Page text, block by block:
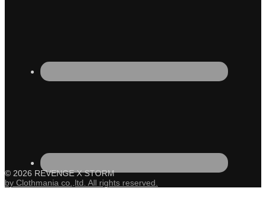
© 2026 REVENGE X STORM
by Clothmania co.,ltd. All rights reserved.